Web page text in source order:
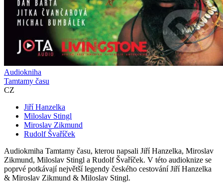
Audiokniha
Tamtamy času
CZ
Jiří Hanzelka
Miloslav Stingl
Miroslav Zikmund
Rudolf Švaříček
Audiokmiha Tamtamy času, kterou napsali Jiří Hanzelka, Miroslav
Zikmund, Miloslav Stingl a Rudolf Švaříček. V této audioknize se
poprvé potkávají největší legendy českého cestování Jiří Hanzelka
& Miroslav Zikmund & Miloslav Stingl.